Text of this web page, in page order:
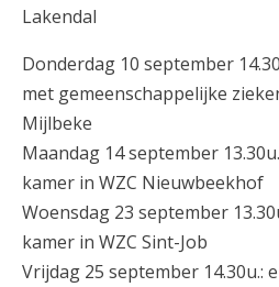
Lakendal
Donderdag 10 september
met gemeenschappelijke
Mijlbeke
Maandag 14 september
kamer in WZC Nieuwbeekhof
Woensdag 23 september
kamer in WZC Sint-Job
Vrijdag 25 september 14.30u.: